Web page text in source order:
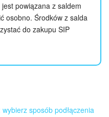
powiązana z saldem
osobno. Środków z salda
do zakupu SIP
sposób podłączenia